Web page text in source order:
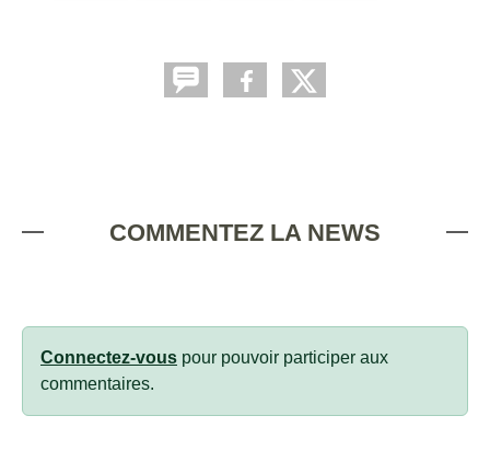
COMMENTEZ LA NEWS
Connectez-vous pour pouvoir participer aux
commentaires.